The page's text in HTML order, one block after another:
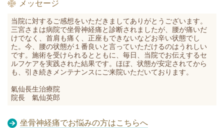
メッセージ
当院に対するご感想をいただきましてありがとうございます。
三宮さまは病院で坐骨神経痛と診断されましたが、腰が痛いだ
けでなく、首肩も痛く、正座もできないなどお辛い状態でし
た。今、腰の状態が１番良いと言っていただけるのはうれしい
です。施術を受けられるとともに、毎日、当院でお伝えするセ
ルフケアを実践された結果です。ほぼ、状態が安定されてから
も、引き続きメンテナンスにご来院いただいております。
氣仙長生治療院
院長 氣仙英郎
坐骨神経痛でお悩みの方はこちらへ